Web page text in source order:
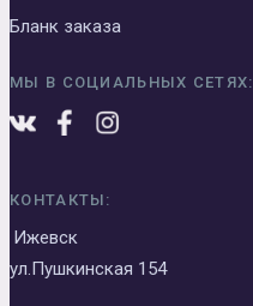
Бланк заказа
МЫ В СОЦИАЛЬНЫХ СЕТЯХ:
КОНТАКТЫ:
Ижевск
ул.Пушкинская 154